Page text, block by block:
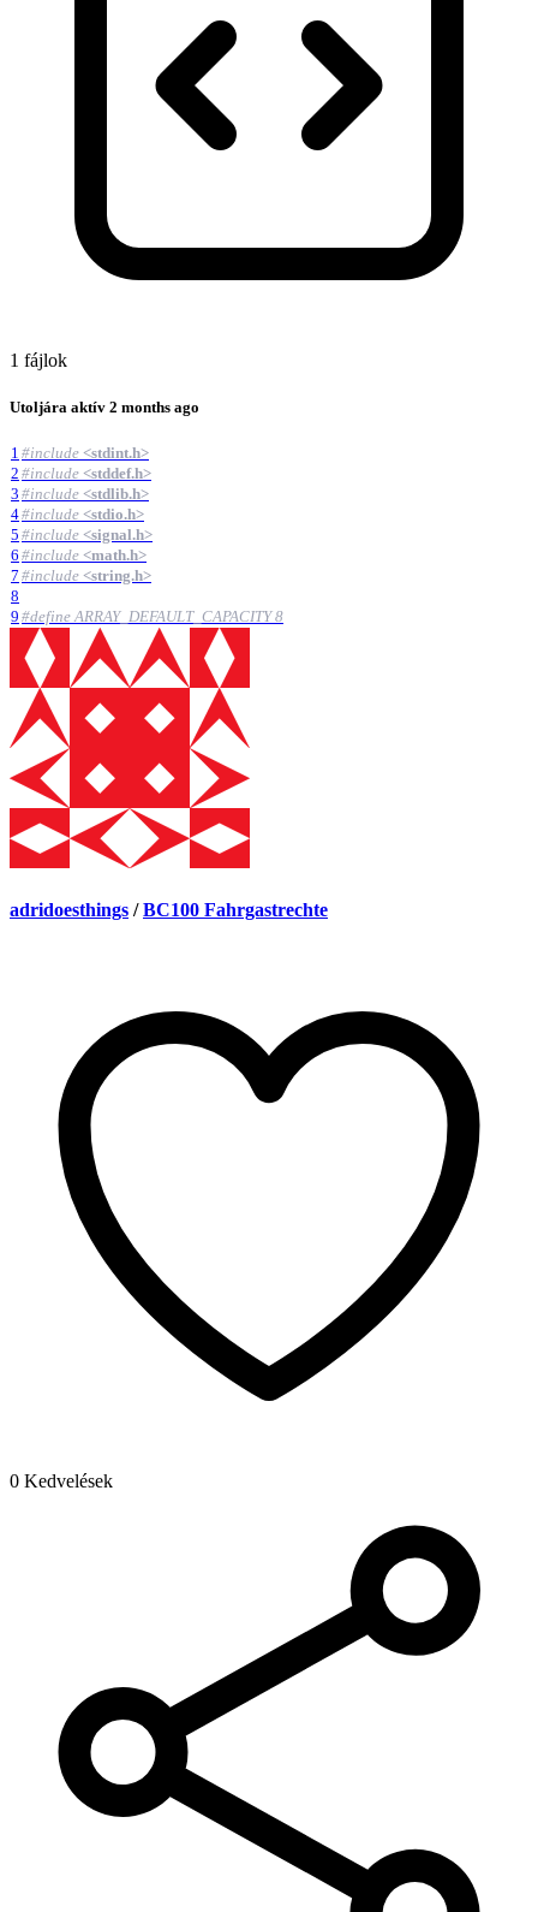
1 fájlok
Utoljára aktív 2 months ago
1 #include <stdint.h>
2 #include <stddef.h>
3 #include <stdlib.h>
4#include <stdio.h>
5 #include <signal.h>
6 #include <math.h>
7 #include <string.h>
8
9 #define ARRAY_DEFAULT_CAPACITY 8
adridoesthings / BC100 Fahrgastrechte
0 Kedvelések